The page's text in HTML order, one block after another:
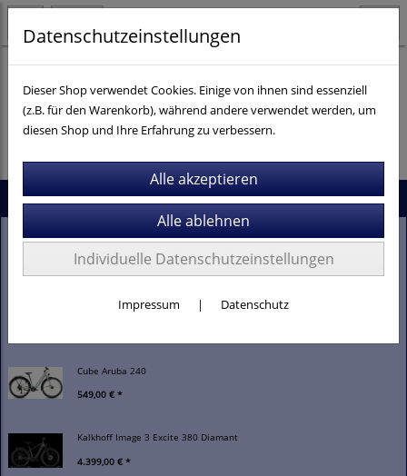
Neu im Shop
Stevens Gavere Com FEQ
2.099,00 € *
Stevens E-Comuna 7.4.1
Cube Aruba 240
549,00 € *
Kalkhoff Image 3 Excite 380 Diamant
4.399,00 € *
Es wurden leider keine Produkte gefunden.
Datenschutzeinstellungen
Dieser Shop verwendet Cookies. Einige von ihnen sind essenziell
(z.B. für den Warenkorb), während andere verwendet werden, um
diesen Shop und Ihre Erfahrung zu verbessern.
Individuelle Datenschutzeinstellungen
Impressum | Datenschutz